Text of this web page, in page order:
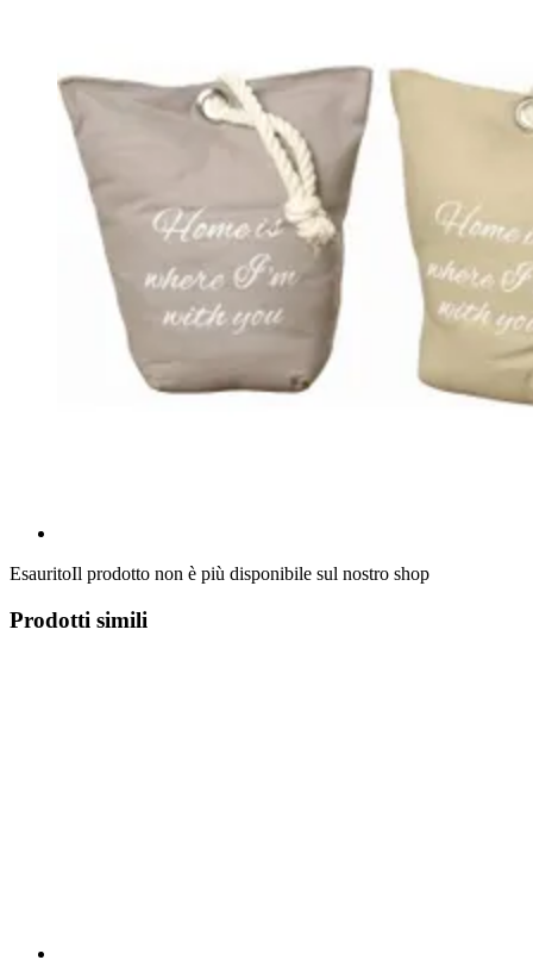
EsauritoIl prodotto non è più disponibile sul nostro shop
Prodotti simili